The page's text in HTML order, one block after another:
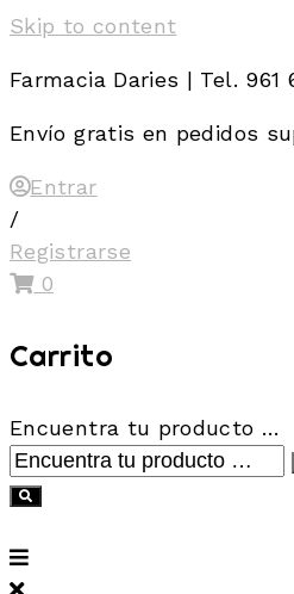
Skip to content
Farmacia Daries | Tel. 961
Envío gratis en pedidos
Entrar
/
Registrarse
0
Carrito
Encuentra tu producto …